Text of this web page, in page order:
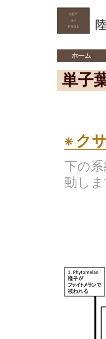
単子
ク
下の
動しま